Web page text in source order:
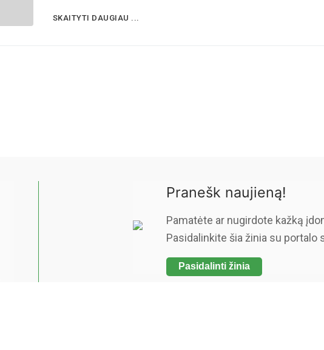
SKAITYTI DAUGIAU ...
Pranešk naujieną!
Pamatėte ar nugirdote kažką
Pasidalinkite šia žinia su portalo
Pasidalinti žinia